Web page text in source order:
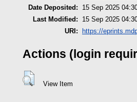
Date Deposited:
15 Sep 2025
Last Modified:
15 Sep 2025
URI:
https://
Actions (login
View Item